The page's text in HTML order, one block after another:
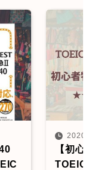
【初心
TOEIC